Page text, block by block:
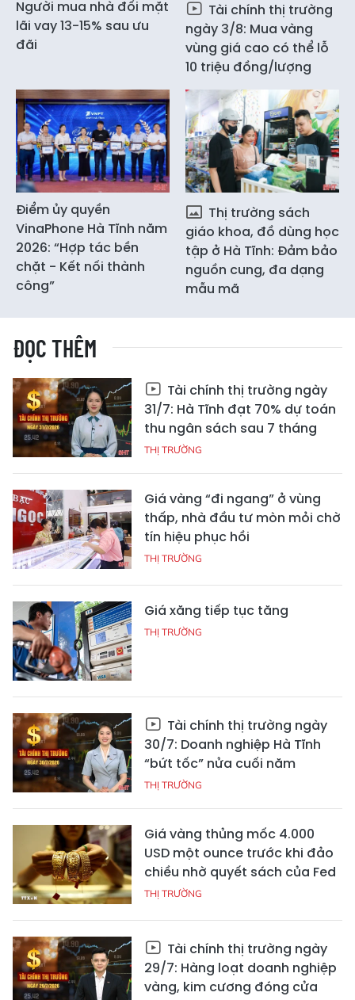
Người mua nhà đối mặt
lãi vay 13-15% sau ưu
đãi
Tài chính thị trường
ngày 3/8: Mua vàng
vùng giá cao có thể lỗ
10 triệu đồng/lượng
Điểm ủy quyền
VinaPhone Hà Tĩnh năm
2026: “Hợp tác bền
chặt - Kết nối thành
công”
Thị trường sách
giáo khoa, đồ dùng học
tập ở Hà Tĩnh: Đảm bảo
nguồn cung, đa dạng
mẫu mã
ĐỌC THÊM
Tài chính thị trường ngày
31/7: Hà Tĩnh đạt 70% dự toán
thu ngân sách sau 7 tháng
THỊ TRƯỜNG
Giá vàng “đi ngang” ở vùng
thấp, nhà đầu tư mòn mỏi chờ
tín hiệu phục hồi
THỊ TRƯỜNG
Giá xăng tiếp tục tăng
THỊ TRƯỜNG
Tài chính thị trường ngày
30/7: Doanh nghiệp Hà Tĩnh
“bứt tốc” nửa cuối năm
THỊ TRƯỜNG
Giá vàng thủng mốc 4.000
USD một ounce trước khi đảo
chiều nhờ quyết sách của Fed
THỊ TRƯỜNG
Tài chính thị trường ngày
29/7: Hàng loạt doanh nghiệp
vàng, kim cương đóng cửa